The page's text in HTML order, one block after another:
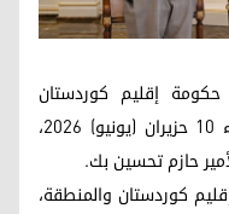
رئيس حكومة إقليم كوردستان
مسرور بارزاني، بعد ظهر اليوم الأربعاء 10 حزيران (يونيو) 2026،
حازم تحسين بك.
كوردستان والمنطقة،